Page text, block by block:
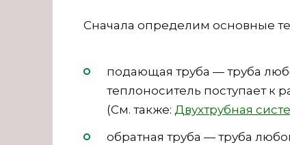
Сначала определим основные
подающая труба — труба
теплоноситель поступает к
(См. также: Двухтрубная
обратная труба — труба